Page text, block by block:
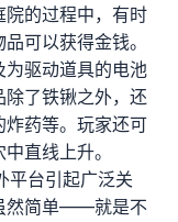
院的过程中，有时
可以获得金钱。
驱动道具的电池
除了铁锹之外，还
药等。玩家还可
直线上升。
平台引起广泛关
然简单——就是不